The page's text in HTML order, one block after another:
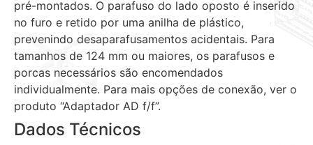
pré-montados. O parafuso do lado oposto é inserido
no furo e retido por uma anilha de plástico,
prevenindo desaparafusamentos acidentais. Para
tamanhos de 124 mm ou maiores, os parafusos e
porcas necessários são encomendados
individualmente. Para mais opções de conexão, ver o
produto “Adaptador AD f/f”.
Dados Técnicos